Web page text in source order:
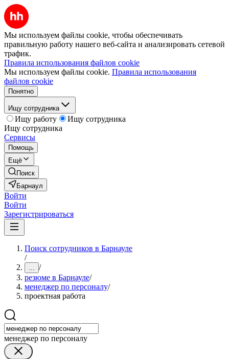
Мы используем файлы cookie, чтобы обеспечивать
правильную работу нашего веб-сайта и анализировать сетевой
трафик.
Правила использования файлов cookie
Мы используем файлы cookie. Правила использования
файлов cookie
Понятно
Ищу сотрудника
Ищу работу
Ищу сотрудника
Ищу сотрудника
Сервисы
Помощь
Ещё
Поиск
Барнаул
Войти
Войти
Зарегистрироваться
Поиск сотрудников в Барнауле
/
... /
резюме в Барнауле/
менеджер по персоналу/
проектная работа
менеджер по персоналу